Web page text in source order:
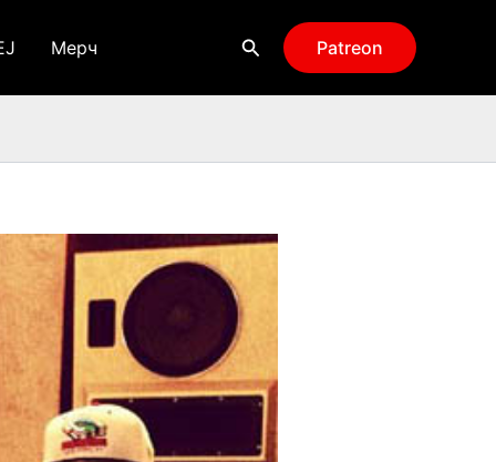
Мерч Поиск Patreon